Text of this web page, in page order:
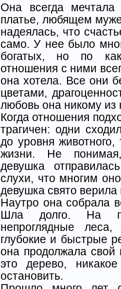
Она всегда
платье, любящем
надеялась, что
само. У нее было
богатых, но по
отношения с ними
она хотела. Все они
цветами,
любовь она никому из
Когда отношения
трагичен: одни
до уровня
жизни. Не
девушка
слухи, что многим
девушка свято верила
Наутро она собрала
Шла долго. На
непроглядные
глубокие и быстрые
она продолжала свой
это дерево,
остановить.